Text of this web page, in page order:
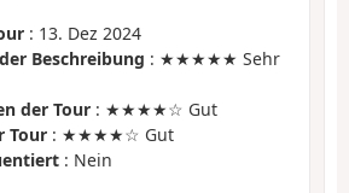
: 13. Dez 2024
Beschreibung : ★★★★★ Sehr
der Tour : ★★★★☆ Gut
Tour : ★★★★☆ Gut
: Nein